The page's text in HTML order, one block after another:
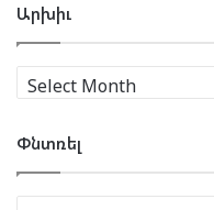
Արխիւ
Արխիւ
Փնտռել